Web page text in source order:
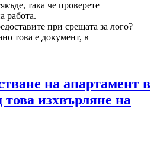
така че проверете
работа.
при срещата за лого?
това е документ, в
на апартамент в
изхвърляне на